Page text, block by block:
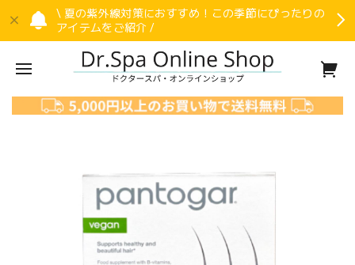
\ 夏の紫外線対策におすすめ！この季節にぴったりの
アイテムをご紹介 /